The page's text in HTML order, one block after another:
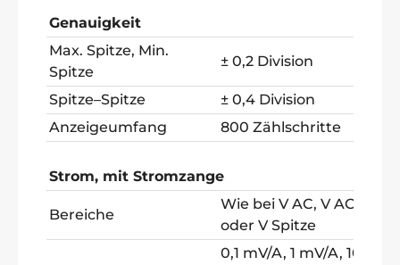
Genauigkeit
Max. Spitze, Min.
Spitze
± 0,2 Division
Spitze–Spitze
± 0,4 Division
Anzeigeumfang
800 Zählschritte
Strom, mit Stromzange
Bereiche
Wie bei V AC, V AC + DC
oder V Spitze
0,1 mV/A, 1 mV/A, 10 mV/